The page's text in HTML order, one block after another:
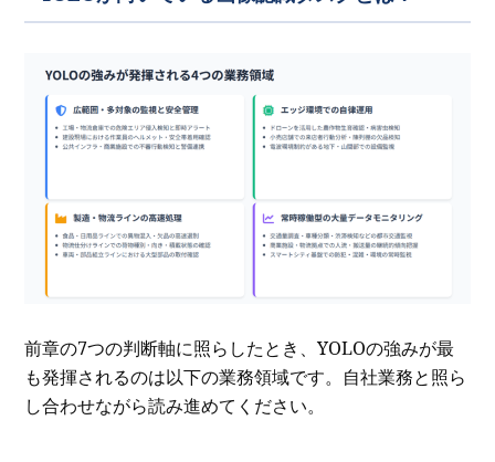
前章の7つの判断軸に照らしたとき、YOLOの強みが最
も発揮されるのは以下の業務領域です。自社業務と照ら
し合わせながら読み進めてください。